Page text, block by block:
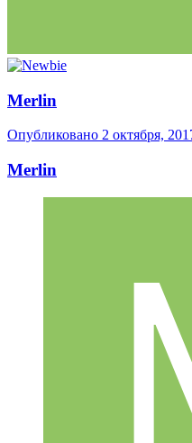
Merlin
Опубликовано 2 октября,
Merlin